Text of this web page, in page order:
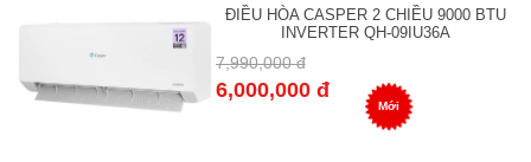
ĐIỀU HÒA CASPER 2 CHIỀU 9000 BTU
INVERTER QH-09IU36A
7,990,000 đ
6,000,000 đ
Mới